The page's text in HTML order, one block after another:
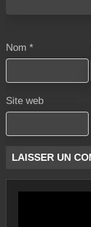
Nom *
Site web